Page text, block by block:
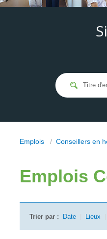
Emplois / Conseillers en
Emplois
Trier par : Date Lieux